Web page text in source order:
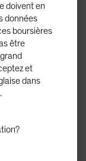
ont
doivent en
données
boursières
être
et
dans